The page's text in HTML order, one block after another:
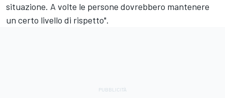
situazione. A volte le persone dovrebbero mantenere
un certo livello di rispetto".